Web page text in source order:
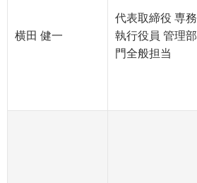
横田 健一
代表取締役 専務
執行役員 管理部
門全般担当